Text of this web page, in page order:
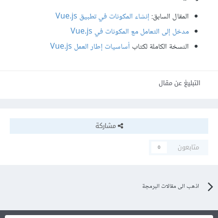
المقال السابق: إنشاء المكونات في تطبيق Vue.js
مدخل إلى التعامل مع المكونات في Vue.js
النسخة الكاملة لكتاب أساسيات إطار العمل Vue.js
التبليغ عن مقال
مشاركة
متابعون
0
اذهب الى مقالات البرمجة